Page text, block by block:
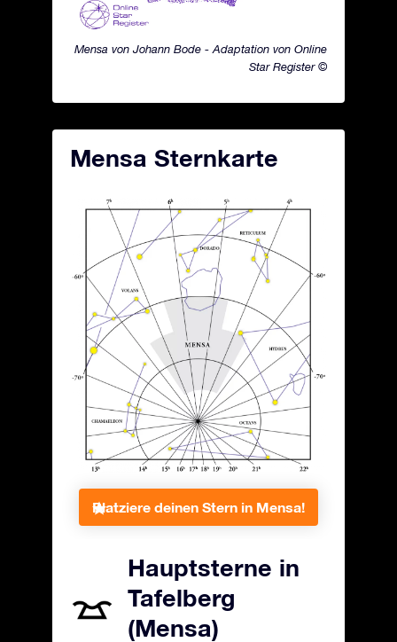
Mensa von Johann Bode - Adaptation von Online
Star Register ©
Mensa Sternkarte
Platziere deinen Stern in Mensa!
Hauptsterne in
Tafelberg
(Mensa)